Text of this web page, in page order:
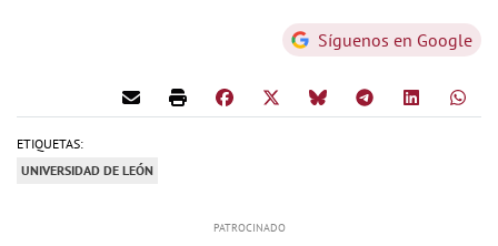
Síguenos en Google
ETIQUETAS:
UNIVERSIDAD DE LEÓN